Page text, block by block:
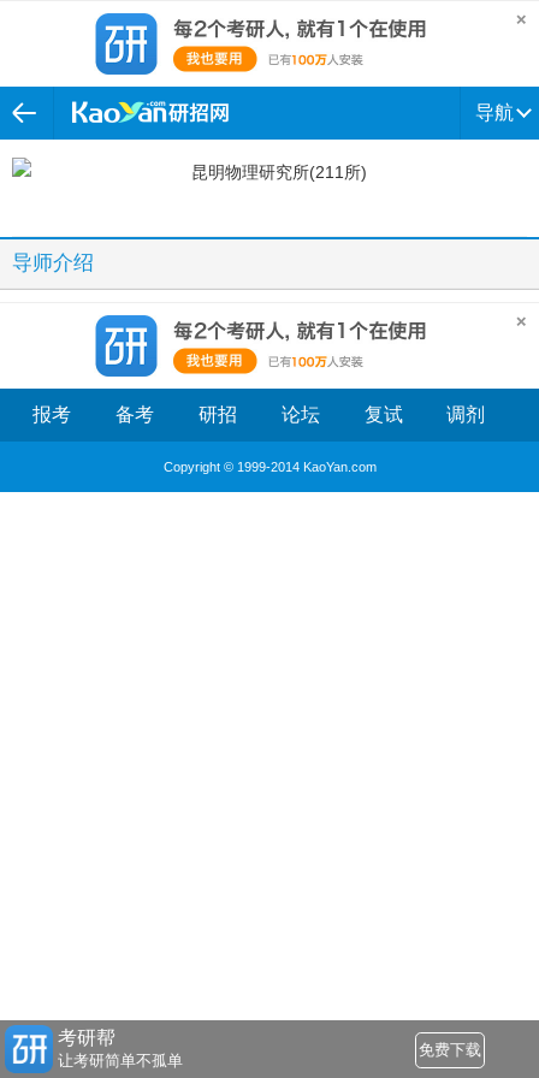
导航
导师介绍
报考 备考 研招 论坛 复试 调剂
Copyright © 1999-2014 KaoYan.com
考研帮
让考研简单不孤单
免费下载